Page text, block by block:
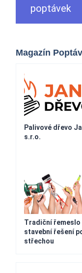
poptávek
Magazín
Palivové dřevo
s.r.o.
Tradiční řemeslo
stavební řešení
střechou